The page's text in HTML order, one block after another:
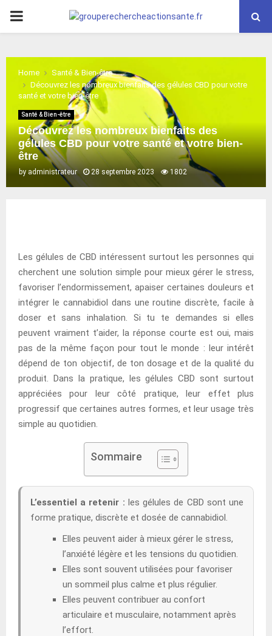
PRIMARY
Home
Santé & Bien-être
Découvrez les nombreux bienfaits des gélules CBD pour votre
santé et votre bien-être
Santé & Bien-être
Découvrez les nombreux bienfaits des
gélules CBD pour votre santé et votre bien-
être
by administrateur 28 septembre 2023 1802
Les gélules de CBD intéressent surtout les personnes qui
cherchent une solution simple pour mieux gérer le stress,
favoriser l’endormissement, apaiser certaines douleurs et
intégrer le cannabidiol dans une routine discrète, facile à
doser et sans inhalation. Si tu te demandes si elles
peuvent vraiment t’aider, la réponse courte est oui, mais
pas de la même façon pour tout le monde : leur intérêt
dépend de ton objectif, de ton dosage et de la qualité du
produit. Dans la pratique, les gélules CBD sont surtout
appréciées pour leur côté pratique, leur effet plus
progressif que certaines autres formes, et leur usage très
simple au quotidien.
Sommaire
L’essentiel a retenir : les gélules de CBD sont une
forme pratique, discrète et dosée de cannabidiol.
Elles peuvent aider à mieux gérer le stress,
l’anxiété légère et les tensions du quotidien.
Elles sont souvent utilisées pour favoriser
un sommeil plus calme et plus régulier.
Elles peuvent contribuer au confort
articulaire et musculaire, notamment après
l’effort.